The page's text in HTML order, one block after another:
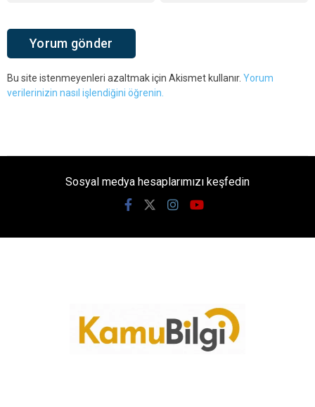
Bu site istenmeyenleri azaltmak için Akismet kullanır. Yorum
verilerinizin nasıl işlendiğini öğrenin.
Sosyal medya hesaplarımızı keşfedin